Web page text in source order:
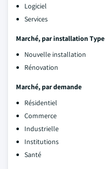
Logiciel
Services
Marché, par installation Type
Nouvelle installation
Rénovation
Marché, par demande
Résidentiel
Commerce
Industrielle
Institutions
Santé